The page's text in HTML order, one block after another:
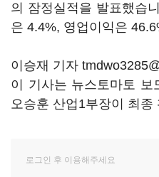
의 잠정실적을 발표했습
은 4.4%, 영업이익은
이승재 기자
이 기사는 뉴스토마토
오승훈 산업1부장이 최종